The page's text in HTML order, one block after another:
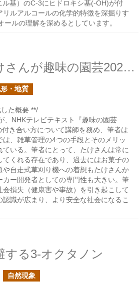
ル基）のC-3にヒドロキシ基(-OH)が付
ルアルコールの化学的特徴を深掘りす
ルの理解を深めるとしています。
菜園ナビのたけさんが趣味の園芸2026年7月号の企画で講師をされていたので購入した
・地質
た概要 **/
、NHKテレビテキスト『趣味の園芸
き合い方について講師を務め、筆者は
、雑草管理の4つの手段とそのメリッ
ている。筆者にとって、たけさんは常に
てくれる存在であり、過去にはお菓子の
自走式草刈り機への着想もたけさんか
カー開発者としての専門性も大きい。筆
損失（健康害や事故）を引き起こして
識が広まり、より安全な社会になるこ
する3-オクタノン
自然現象